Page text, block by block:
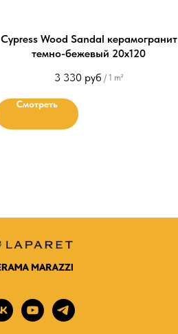
Cypress Wood Sandal керамогранит
темно-бежевый 20х120
3 330 руб / 1 m²
Смотреть